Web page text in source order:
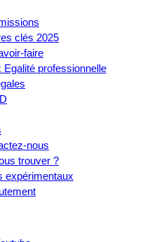
clés 2025
faire
Egalité professionnelle
nous
trouver ?
expérimentaux